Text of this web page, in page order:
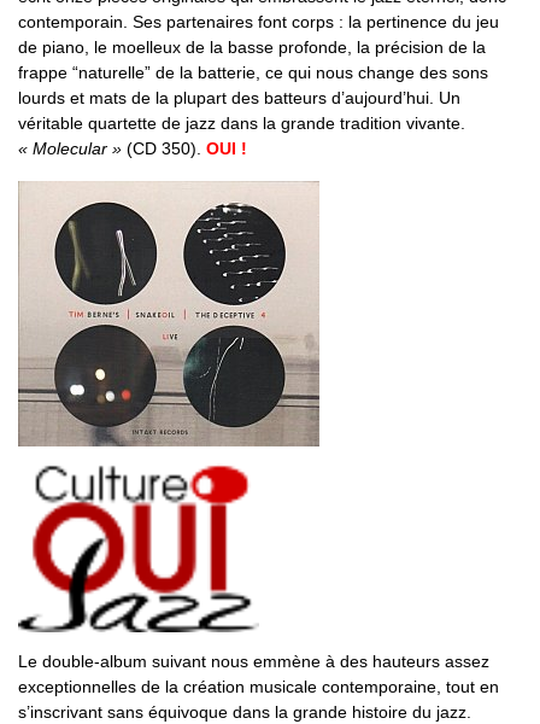
contemporain. Ses partenaires font corps : la pertinence du jeu
de piano, le moelleux de la basse profonde, la précision de la
frappe “naturelle” de la batterie, ce qui nous change des sons
lourds et mats de la plupart des batteurs d’aujourd’hui. Un
véritable quartette de jazz dans la grande tradition vivante.
« Molecular » (CD 350). OUI !
Le double-album suivant nous emmène à des hauteurs assez
exceptionnelles de la création musicale contemporaine, tout en
s’inscrivant sans équivoque dans la grande histoire du jazz.